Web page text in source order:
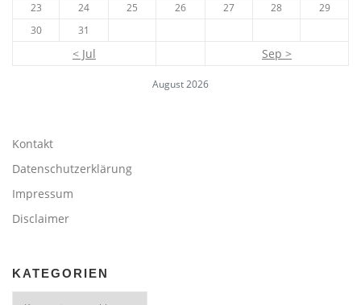
August 2026
23
24 25 26 27 28
29
30
31
< Jul Sep >
Kontakt
Datenschutzerklärung
Impressum
Disclaimer
KATEGORIEN